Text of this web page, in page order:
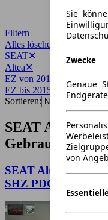
Sie
Zwecke
Genaue
von
Filtern
Alles löschen
SEAT✕
Altea✕
EZ von 2015
EZ bis 2015
Sortieren:
SEAT Altea
SEAT Altea XL 2.0
SHZ PDC